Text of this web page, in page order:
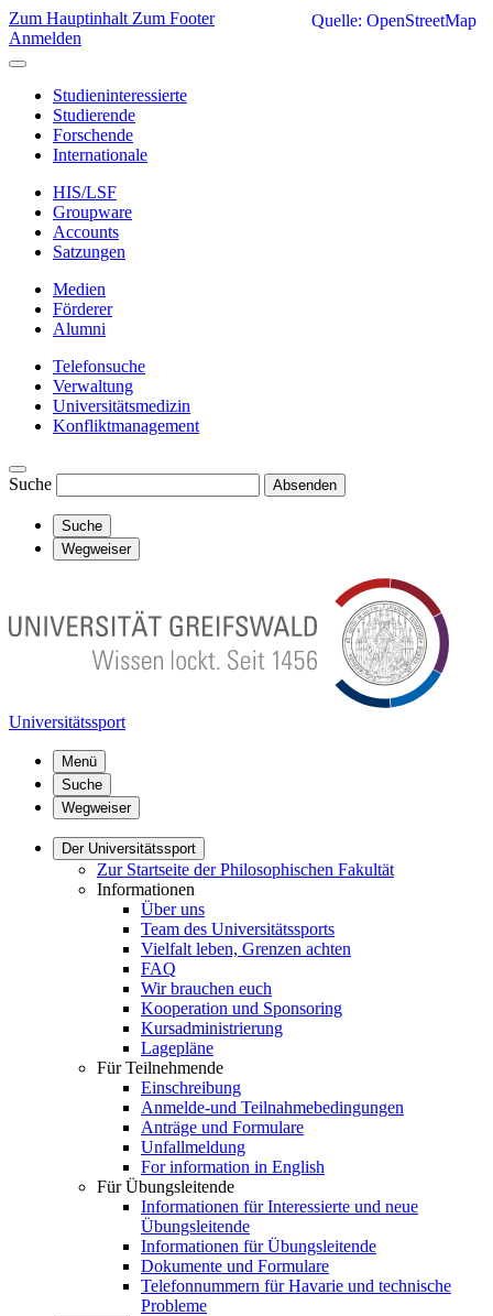
Zum Hauptinhalt Zum Footer
Anmelden
Studieninteressierte
Studierende
Forschende
Internationale
HIS/LSF
Groupware
Accounts
Satzungen
Medien
Förderer
Alumni
Telefonsuche
Verwaltung
Universitätsmedizin
Konfliktmanagement
Suche Absenden
Suche
Wegweiser
Universitätssport
Menü
Suche
Wegweiser
Der Universitätssport
Zur Startseite der Philosophischen Fakultät
Informationen
Über uns
Team des Universitätssports
Vielfalt leben, Grenzen achten
FAQ
Wir brauchen euch
Kooperation und Sponsoring
Kursadministrierung
Lagepläne
Für Teilnehmende
Einschreibung
Anmelde-und Teilnahmebedingungen
Anträge und Formulare
Unfallmeldung
For information in English
Für Übungsleitende
Informationen für Interessierte und neue
Übungsleitende
Informationen für Übungsleitende
Dokumente und Formulare
Telefonnummern für Havarie und technische
Probleme
Quelle: OpenStreetMap